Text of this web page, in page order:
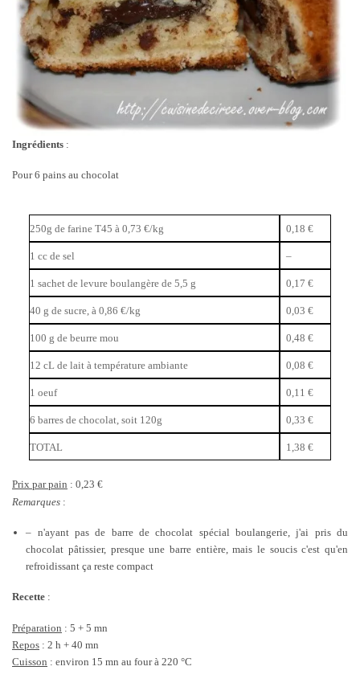
Ingrédients :
Pour 6 pains au chocolat
250g de farine T45 à 0,73 €/kg 0,18 €
1 cc de sel –
1 sachet de levure boulangère de 5,5 g 0,17 €
40 g de sucre, à 0,86 €/kg 0,03 €
100 g de beurre mou 0,48 €
12 cL de lait à température ambiante 0,08 €
1 oeuf 0,11 €
6 barres de chocolat, soit 120g 0,33 €
TOTAL 1,38 €
Prix par pain : 0,23 €
Remarques :
– n'ayant pas de barre de chocolat spécial boulangerie, j'ai pris du
chocolat pâtissier, presque une barre entière, mais le soucis c'est qu'en
refroidissant ça reste compact
Recette :
Préparation : 5 + 5 mn
Repos : 2 h + 40 mn
Cuisson : environ 15 mn au four à 220 °C